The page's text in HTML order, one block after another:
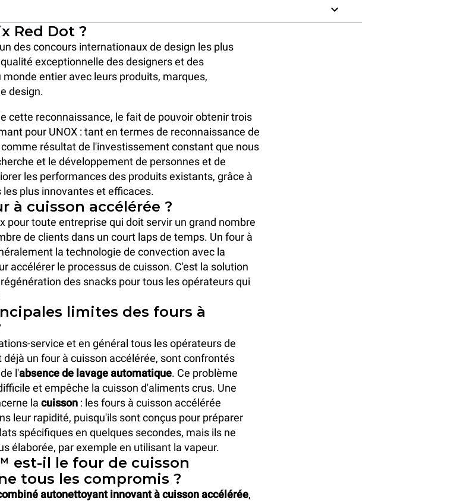
Red Dot ?
des concours internationaux de design les plus
exceptionnelle des designers et des
entier avec leurs produits, marques,
design.
cette reconnaissance, le fait de pouvoir obtenir trois
pour UNOX : tant en termes de reconnaissance de
résultat de l'investissement constant que nous
et le développement de personnes et de
les performances des produits existants, grâce à
plus innovantes et efficaces.
à cuisson accélérée ?
pour toute entreprise qui doit servir un grand nombre
de clients dans un court laps de temps. Un four à
la technologie de convection avec la
accélérer le processus de cuisson. C'est la solution
des snacks pour tous les opérateurs qui
limites des fours à
service et en général tous les opérateurs de
un four à cuisson accélérée, sont confrontés
l'absence de lavage automatique. Ce problème
et empêche la cuisson d'aliments crus. Une
la cuisson : les fours à cuisson accélérée
leur rapidité, puisqu'ils sont conçus pour préparer
spécifiques en quelques secondes, mais ils ne
élaborée, par exemple en utilisant la vapeur.
est-il le four de cuisson
tous les compromis ?
autonettoyant innovant à cuisson accélérée,